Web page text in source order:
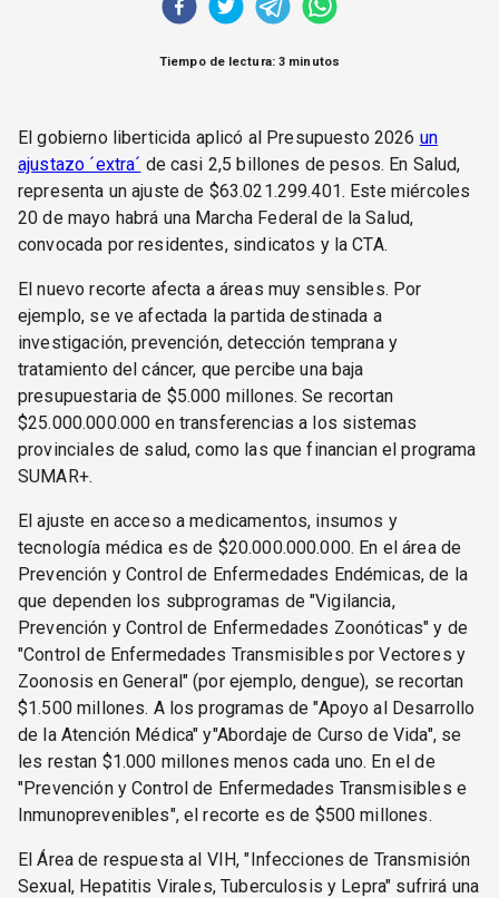
Tiempo de lectura: 3 minutos
El gobierno liberticida aplicó al Presupuesto 2026 un
ajustazo ´extra´ de casi 2,5 billones de pesos. En Salud,
representa un ajuste de $63.021.299.401. Este miércoles
20 de mayo habrá una Marcha Federal de la Salud,
convocada por residentes, sindicatos y la CTA.
El nuevo recorte afecta a áreas muy sensibles. Por
ejemplo, se ve afectada la partida destinada a
investigación, prevención, detección temprana y
tratamiento del cáncer, que percibe una baja
presupuestaria de $5.000 millones. Se recortan
$25.000.000.000 en transferencias a los sistemas
provinciales de salud, como las que financian el programa
SUMAR+.
El ajuste en acceso a medicamentos, insumos y
tecnología médica es de $20.000.000.000. En el área de
Prevención y Control de Enfermedades Endémicas, de la
que dependen los subprogramas de "Vigilancia,
Prevención y Control de Enfermedades Zoonóticas" y de
"Control de Enfermedades Transmisibles por Vectores y
Zoonosis en General" (por ejemplo, dengue), se recortan
$1.500 millones. A los programas de "Apoyo al Desarrollo
de la Atención Médica" y"Abordaje de Curso de Vida", se
les restan $1.000 millones menos cada uno. En el de
"Prevención y Control de Enfermedades Transmisibles e
Inmunoprevenibles", el recorte es de $500 millones.
El Área de respuesta al VIH, "Infecciones de Transmisión
Sexual, Hepatitis Virales, Tuberculosis y Lepra" sufrirá una